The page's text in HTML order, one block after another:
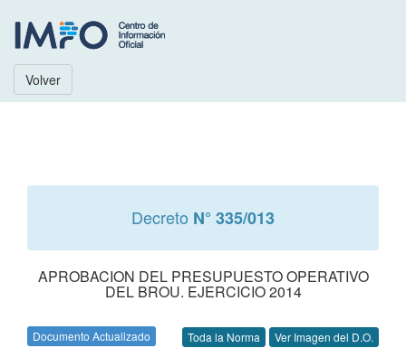
Volver
Decreto N° 335/013
APROBACION DEL PRESUPUESTO OPERATIVO
DEL BROU. EJERCICIO 2014
Documento Actualizado Toda la Norma Ver Imagen del D.O.